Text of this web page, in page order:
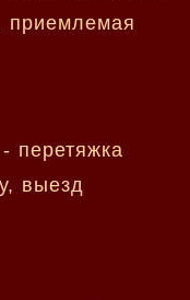
приемлемая
перетяжка
выезд